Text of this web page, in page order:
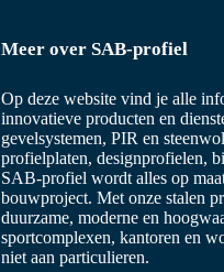
Meer over SAB-profiel
Op deze website vind je alle
innovatieve producten en
gevelsystemen, PIR en
profielplaten, designprofielen,
SAB-profiel wordt alles op
bouwproject. Met onze stalen
duurzame, moderne en
sportcomplexen, kantoren en
niet aan particulieren.